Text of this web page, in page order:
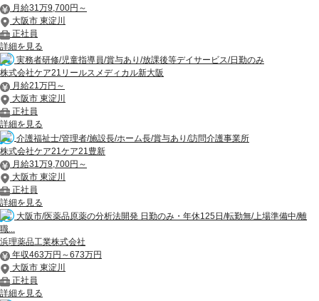
月給31万9,700円～
大阪市 東淀川
正社員
詳細を見る
実務者研修/児童指導員/賞与あり/放課後等デイサービス/日勤のみ
株式会社ケア21リールスメディカル新大阪
月給21万円～
大阪市 東淀川
正社員
詳細を見る
介護福祉士/管理者/施設長/ホーム長/賞与あり/訪問介護事業所
株式会社ケア21ケア21豊新
月給31万9,700円～
大阪市 東淀川
正社員
詳細を見る
大阪市/医薬品原薬の分析法開発 日勤のみ・年休125日/転勤無/上場準備中/離
職...
浜理薬品工業株式会社
年収463万円～673万円
大阪市 東淀川
正社員
詳細を見る